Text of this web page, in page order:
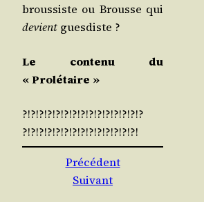
brous­siste ou Brousse qui
devient guesdiste ?
Le conte­nu du
« Prolétaire »
?!?!?!?!?!?!?!?!?!?!?!?!?!?!?
?!?!?!?!?!?!?!?!?!?!?!?!?!?!
Précédent
Suivant